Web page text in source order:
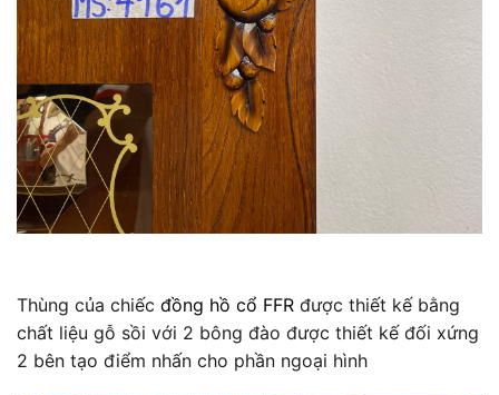
Thùng của chiếc đồng hồ cổ FFR được thiết kế bằng
chất liệu gỗ sồi với 2 bông đào được thiết kế đối xứng
2 bên tạo điểm nhấn cho phần ngoại hình